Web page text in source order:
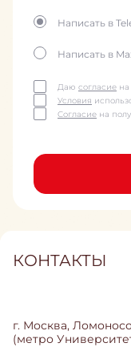
Написать в
Написать в
Даю согласие
Условия
Согласие на
КОНТАКТЫ
г. Москва,
(метро